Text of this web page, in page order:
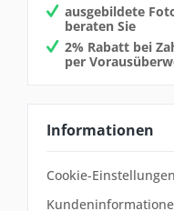
ausgebildete
beraten Sie
2% Rabatt bei
per
Informationen
Cookie-Einstellungen